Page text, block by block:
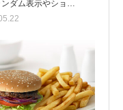
ダム表示やショ…